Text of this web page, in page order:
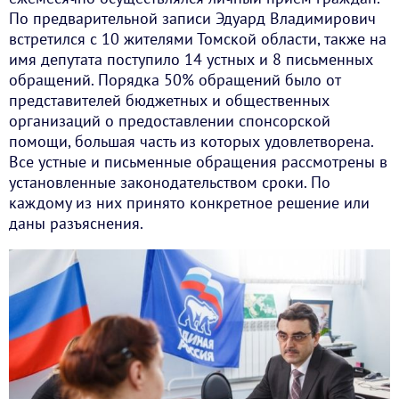
По предварительной записи Эдуард Владимирович
встретился с 10 жителями Томской области, также на
имя депутата поступило 14 устных и 8 письменных
обращений. Порядка 50% обращений было от
представителей бюджетных и общественных
организаций о предоставлении спонсорской
помощи, большая часть из которых удовлетворена.
Все устные и письменные обращения рассмотрены в
установленные законодательством сроки. По
каждому из них принято конкретное решение или
даны разъяснения.